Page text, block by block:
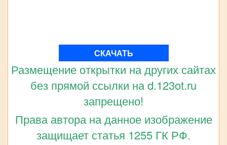
СКАЧАТЬ
Размещение открытки на других сайтах
без прямой ссылки на d.123ot.ru
запрещено!
Права автора на данное изображение
защищает статья 1255 ГК РФ.